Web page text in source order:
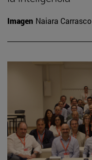
Imagen Naiara Carrasco